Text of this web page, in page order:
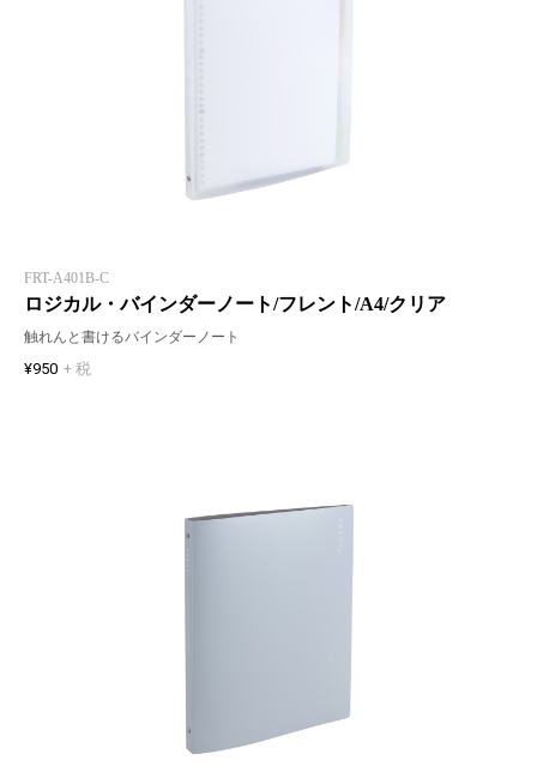
FRT-A401B-C
ロジカル・バインダーノート/フレント/A4/クリア
触れんと書けるバインダーノート
¥950 + 税